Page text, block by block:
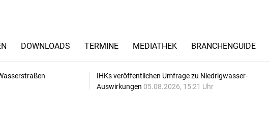
DOWNLOADS TERMINE MEDIATHEK BRANCHENGUIDE
IHKs veröffentlichen Umfrage zu Niedrigwasser-
Auswirkungen 05.08.2026, 15:21 Uhr